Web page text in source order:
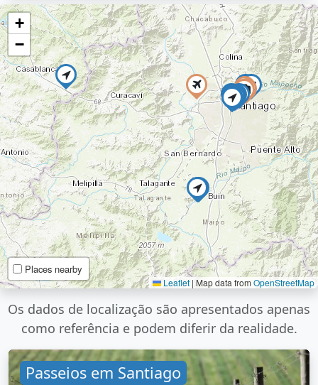
+
−
Places nearby
Leaflet | Map data fromOpenStreetMap
Os dados de localização são apresentados apenas
como referência e podem diferir da realidade.
Passeios em Santiago